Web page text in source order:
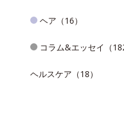
ヘア（16）
コラム&エッセイ（182
ヘルスケア（18）